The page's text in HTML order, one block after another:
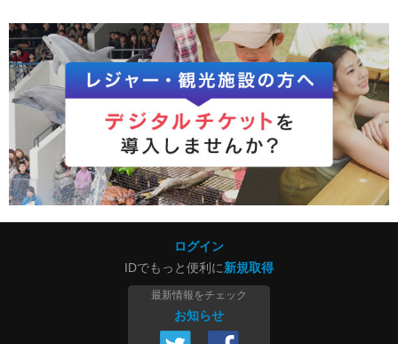
ログイン
IDでもっと便利に新規取得
最新情報をチェック
お知らせ